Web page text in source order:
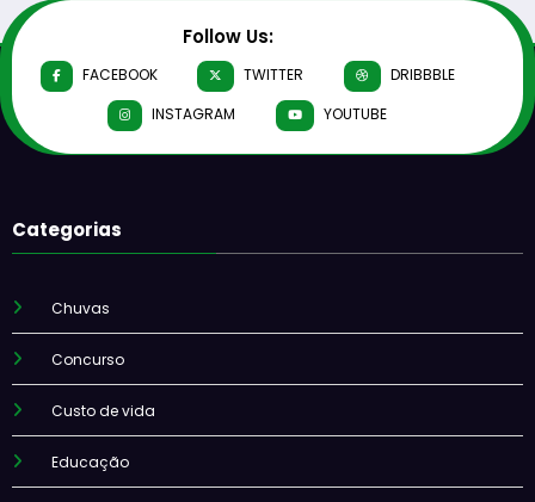
Follow Us:
FACEBOOK TWITTER
DRIBBBLE
INSTAGRAM
YOUTUBE
Categorias
Chuvas
Concurso
Custo de vida
Educação